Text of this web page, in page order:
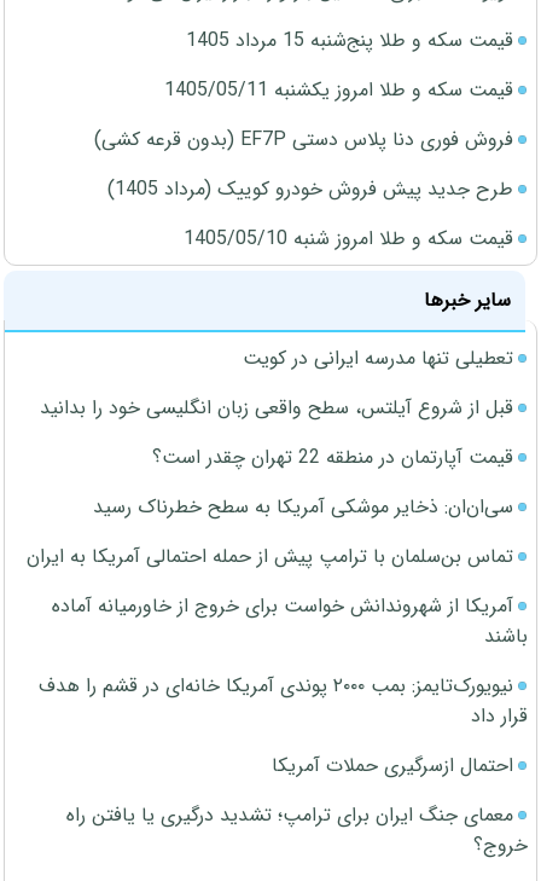
قیمت سکه و طلا پنج‌شنبه 15 مرداد 1405
قیمت سکه و طلا امروز یکشنبه 1405/05/11
فروش فوری دنا پلاس دستی EF7P (بدون قرعه کشی)
طرح جدید پیش فروش خودرو کوییک (مرداد 1405)
قیمت سکه و طلا امروز شنبه 1405/05/10
سایر خبرها
تعطیلی تنها مدرسه ایرانی در کویت
قبل از شروع آیلتس، سطح واقعی زبان انگلیسی خود را بدانید
قیمت آپارتمان در منطقه 22 تهران چقدر است؟
سی‌ان‌ان: ذخایر موشکی آمریکا به سطح خطرناک رسید
تماس بن‌سلمان با ترامپ پیش از حمله احتمالی آمریکا به ایران
آمریکا از شهروندانش خواست برای خروج از خاورمیانه آماده
باشند
نیویورک‌تایمز: بمب ۲۰۰۰ پوندی آمریکا خانه‌ای در قشم را هدف
قرار داد
احتمال ازسرگیری حملات آمریکا
معمای جنگ ایران برای ترامپ؛ تشدید درگیری یا یافتن راه
خروج؟